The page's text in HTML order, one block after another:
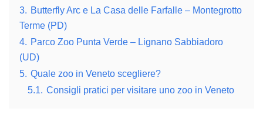
3. Butterfly Arc e La Casa delle Farfalle – Montegrotto
Terme (PD)
4. Parco Zoo Punta Verde – Lignano Sabbiadoro
(UD)
5. Quale zoo in Veneto scegliere?
5.1. Consigli pratici per visitare uno zoo in Veneto